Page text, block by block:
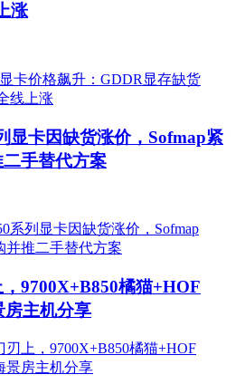
涨
显卡因缺货涨价，Sofmap紧
手替代方案
9700X+B850橘猫+HOF
房主机分享